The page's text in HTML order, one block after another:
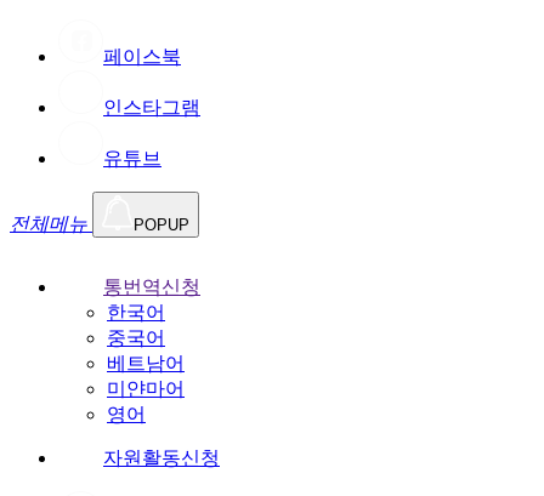
페이스북
인스타그램
유튜브
전체메뉴 POPUP
통번역신청
한국어
중국어
베트남어
미얀마어
영어
자원활동신청